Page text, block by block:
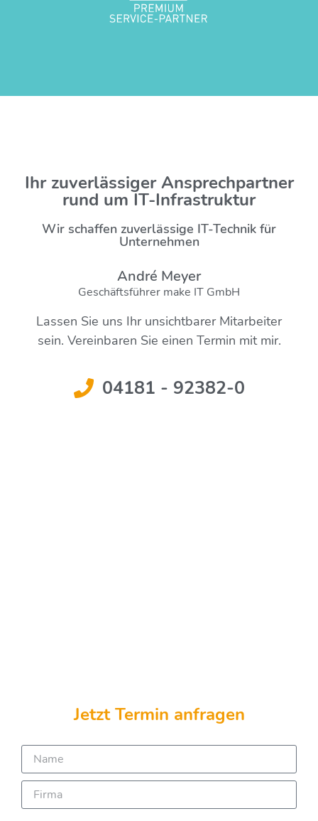
Ihr zuverlässiger Ansprechpartner
rund um IT-Infrastruktur
Wir schaffen zuverlässige IT-Technik für
Unternehmen
André Meyer
Geschäftsführer make IT GmbH
Lassen Sie uns Ihr unsichtbarer Mitarbeiter
sein. Vereinbaren Sie einen Termin mit mir.
04181 - 92382-0
Jetzt Termin anfragen